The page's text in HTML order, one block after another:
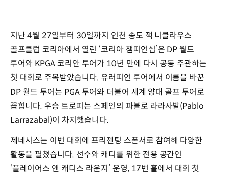
지난 4월 27일부터 30일까지 인천 송도 잭 니클라우스
골프클럽 코리아에서 열린 ‘코리아 챔피언십’은 DP 월드
투어와 KPGA 코리안 투어가 10년 만에 다시 공동 주관하는
첫 대회로 주목받았습니다. 유러피언 투어에서 이름을 바꾼
DP 월드 투어는 PGA 투어와 더불어 세계 양대 골프 투어로
꼽힙니다. 우승 트로피는 스페인의 파블로 라라사발(Pablo
Larrazabal)이 차지했습니다.
제네시스는 이번 대회에 프리젠팅 스폰서로 참여해 다양한
활동을 펼쳤습니다. 선수와 캐디를 위한 전용 공간인
‘플레이어스 앤 캐디스 라운지’ 운영, 17번 홀에서 대회 첫